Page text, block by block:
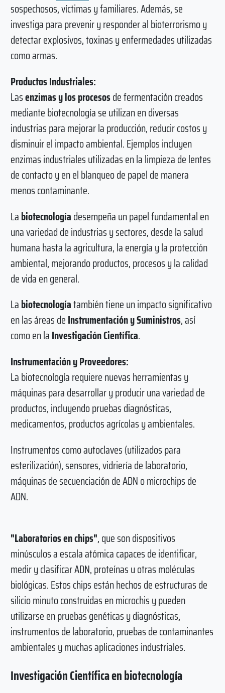
sospechosos, víctimas y familiares. Además, se
investiga para prevenir y responder al bioterrorismo y
detectar explosivos, toxinas y enfermedades utilizadas
como armas.
Productos Industriales:
Lasenzimas y los procesosde fermentación creados
mediante biotecnología se utilizan en diversas
industrias para mejorar la producción, reducir costos y
disminuir el impacto ambiental. Ejemplos incluyen
enzimas industriales utilizadas en la limpieza de lentes
de contacto y en el blanqueo de papel de manera
menos contaminante.
Labiotecnologíadesempeña un papel fundamental en
una variedad de industrias y sectores, desde la salud
humana hasta la agricultura, la energía y la protección
ambiental, mejorando productos, procesos y la calidad
de vida en general.
Labiotecnologíatambién tiene un impacto significativo
en las áreas deInstrumentación y Suministros, así
como en laInvestigación Científica.
Instrumentación y Proveedores:
La biotecnología requiere nuevas herramientas y
máquinas para desarrollar y producir una variedad de
productos, incluyendo pruebas diagnósticas,
medicamentos, productos agrícolas y ambientales.
Instrumentos como autoclaves (utilizados para
esterilización), sensores, vidriería de laboratorio,
máquinas de secuenciación de ADN o microchips de
ADN.
"Laboratorios en chips", que son dispositivos
minúsculos a escala atómica capaces de identificar,
medir y clasificar ADN, proteínas u otras moléculas
biológicas. Estos chips están hechos de estructuras de
silicio minuto construidas en microchis y pueden
utilizarse en pruebas genéticas y diagnósticas,
instrumentos de laboratorio, pruebas de contaminantes
ambientales y muchas aplicaciones industriales.
Investigación Científica en biotecnología